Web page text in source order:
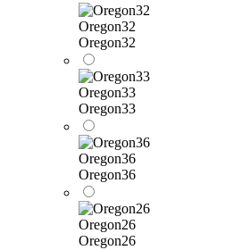
Oregon32
Oregon32
Oregon33
Oregon33
Oregon36
Oregon36
Oregon26
Oregon26